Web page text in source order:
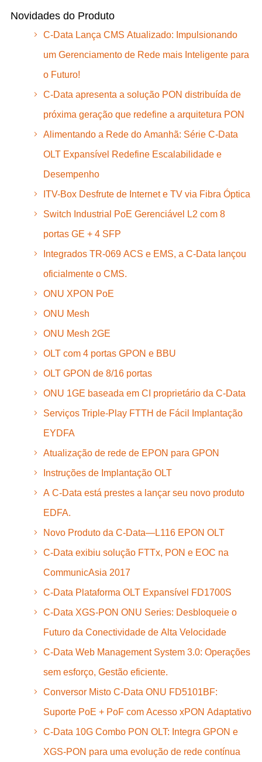
Novidades do Produto
C-Data Lança CMS Atualizado: Impulsionando
um Gerenciamento de Rede mais Inteligente para
o Futuro!
C-Data apresenta a solução PON distribuída de
próxima geração que redefine a arquitetura PON
Alimentando a Rede do Amanhã: Série C-Data
OLT Expansível Redefine Escalabilidade e
Desempenho
ITV-Box Desfrute de Internet e TV via Fibra Óptica
Switch Industrial PoE Gerenciável L2 com 8
portas GE + 4 SFP
Integrados TR-069 ACS e EMS, a C-Data lançou
oficialmente o CMS.
ONU XPON PoE
ONU Mesh
ONU Mesh 2GE
OLT com 4 portas GPON e BBU
OLT GPON de 8/16 portas
ONU 1GE baseada em CI proprietário da C-Data
Serviços Triple-Play FTTH de Fácil Implantação
EYDFA
Atualização de rede de EPON para GPON
Instruções de Implantação OLT
A C-Data está prestes a lançar seu novo produto
EDFA.
Novo Produto da C-Data—L116 EPON OLT
C-Data exibiu solução FTTx, PON e EOC na
CommunicAsia 2017
C-Data Plataforma OLT Expansível FD1700S
C-Data XGS-PON ONU Series: Desbloqueie o
Futuro da Conectividade de Alta Velocidade
C-Data Web Management System 3.0: Operações
sem esforço, Gestão eficiente.
Conversor Misto C-Data ONU FD5101BF:
Suporte PoE + PoF com Acesso xPON Adaptativo
C-Data 10G Combo PON OLT: Integra GPON e
XGS-PON para uma evolução de rede contínua